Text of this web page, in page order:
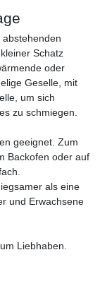
Schatz
oder
Geselle, mit
um sich
zu schmiegen.
geeignet. Zum
Backofen oder auf
als eine
und Erwachsene
Liebhaben.